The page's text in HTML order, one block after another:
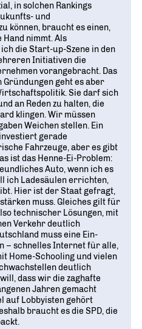
in solchen Rankings
und
können, braucht es einen,
Hand nimmt. Als
die Start-up-Szene in den
Initiativen die
vorangebracht. Das
geht es aber
Sie darf sich
an Reden zu halten, die
klingen. Wir müssen
Weichen stellen. Ein
gerade
Fahrzeuge, aber es gibt
ist das Henne-Ei-Problem:
Auto, wenn ich es
ich Ladesäulen errichten,
Hier ist der Staat gefragt,
muss. Gleiches gilt für
technischer Lösungen, mit
Verkehr deutlich
muss eine Ein-
– schnelles Internet für alle,
Home-Schooling und vielen
deutlich
dass wir die zaghafte
Jahren gemacht
auf Lobbyisten gehört
braucht es die SPD, die